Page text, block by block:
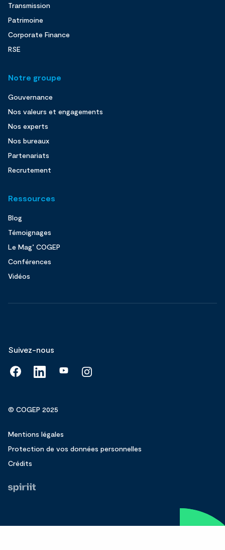
Transmission
Patrimoine
Corporate Finance
RSE
Notre groupe
Gouvernance
Nos valeurs et engagements
Nos experts
Nos bureaux
Partenariats
Recrutement
Ressources
Blog
Témoignages
Le Mag’ COGEP
Conférences
Vidéos
Suivez-nous
© COGEP 2025
Mentions légales
Protection de vos données personnelles
Crédits
-